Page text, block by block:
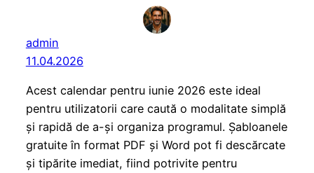
admin
11.04.2026
Acest calendar pentru iunie 2026 este ideal
pentru utilizatorii care caută o modalitate simplă
și rapidă de a-și organiza programul. Șabloanele
gratuite în format PDF și Word pot fi descărcate
și tipărite imediat, fiind potrivite pentru